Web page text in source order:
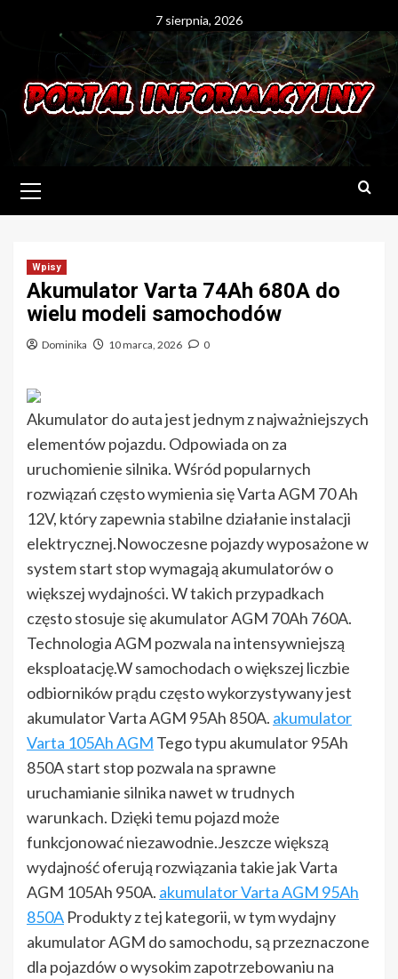
7 sierpnia, 2026
Menu
Wpisy
Akumulator Varta 74Ah 680A do
wielu modeli samochodów
Dominika 10 marca, 2026 0
Akumulator do auta jest jednym z najważniejszych
elementów pojazdu. Odpowiada on za
uruchomienie silnika. Wśród popularnych
rozwiązań często wymienia się Varta AGM 70 Ah
12V, który zapewnia stabilne działanie instalacji
elektrycznej.Nowoczesne pojazdy wyposażone w
system start stop wymagają akumulatorów o
większej wydajności. W takich przypadkach
często stosuje się akumulator AGM 70Ah 760A.
Technologia AGM pozwala na intensywniejszą
eksploatację.W samochodach o większej liczbie
odbiorników prądu często wykorzystywany jest
akumulator Varta AGM 95Ah 850A. akumulator
Varta 105Ah AGM Tego typu akumulator 95Ah
850A start stop pozwala na sprawne
uruchamianie silnika nawet w trudnych
warunkach. Dzięki temu pojazd może
funkcjonować niezawodnie.Jeszcze większą
wydajność oferują rozwiązania takie jak Varta
AGM 105Ah 950A. akumulator Varta AGM 95Ah
850A Produkty z tej kategorii, w tym wydajny
akumulator AGM do samochodu, są przeznaczone
dla pojazdów o wysokim zapotrzebowaniu na